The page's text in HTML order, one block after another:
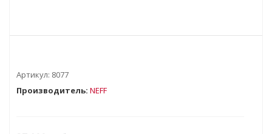
Артикул: 8077
Производитель: NEFF